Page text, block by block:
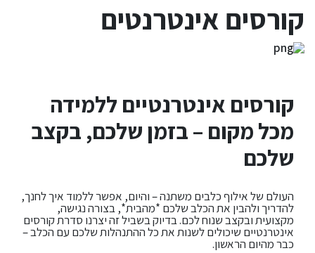
קורסים אינטרנטים
קורסים אינטרנטיים ללמידה
מכל מקום– בזמן שלכם, בקצב
שלכם
העולם של אילוף כלבים משתנה – והיום, אפשר ללמוד איך לחנך,
להדריך ולהבין את הכלב שלכם *מהבית*, בצורה נגישה,
מקצועית ובקצב שנוח לכם. בדיוק בשביל זה יצרנו סדרת קורסים
אינטרנטיים שיכולים לשנות את כל ההתנהלות שלכם עם הכלב –
כבר מהיום הראשון.